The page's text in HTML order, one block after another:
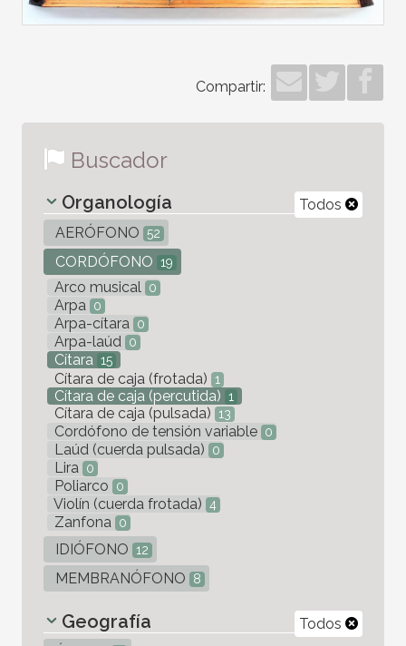
Compartir:
Buscador
Todos
Organología
AERÓFONO 52
CORDÓFONO 19
Arco musical 0
Arpa 0
Arpa-cítara 0
Arpa-laúd 0
Cítara 15
Cítara de caja (frotada) 1
Cítara de caja (percutida) 1
Cítara de caja (pulsada) 13
Cordófono de tensión variable 0
Laúd (cuerda pulsada) 0
Lira 0
Poliarco 0
Violín (cuerda frotada) 4
Zanfona 0
IDIÓFONO 12
MEMBRANÓFONO 8
Todos
Geografía